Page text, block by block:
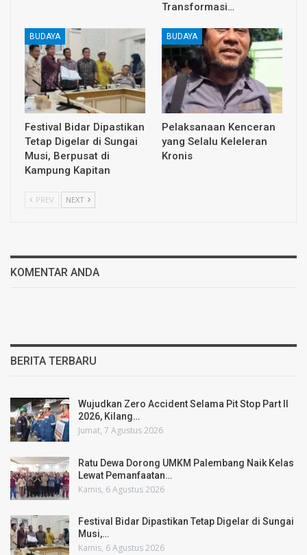
Transformasi…
BUDAYA
Festival Bidar Dipastikan
Tetap Digelar di Sungai
Musi, Berpusat di
Kampung Kapitan
BUDAYA
Pelaksanaan Kenceran
yang Selalu Keleleran
Kronis
PREV NEXT
KOMENTAR ANDA
BERITA TERBARU
Wujudkan Zero Accident Selama Pit Stop Part II
2026, Kilang…
Jumat, 7 Agustus 2026
Ratu Dewa Dorong UMKM Palembang Naik Kelas
Lewat Pemanfaatan…
Kamis, 6 Agustus 2026
Festival Bidar Dipastikan Tetap Digelar di Sungai
Musi,…
Kamis, 6 Agustus 2026